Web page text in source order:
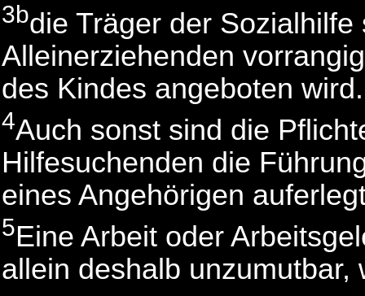
3bdie Träger der
Alleinerziehenden
des Kindes angeboten wird.
4Auch sonst sind die
Hilfesuchenden die
eines Angehörigen
5Eine Arbeit oder
allein deshalb unzumutbar,